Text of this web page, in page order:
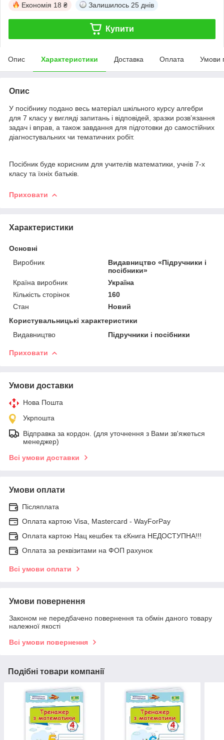
Економія 18 ₴ Залишилось 25 днів
Купити
Опис Характеристики Доставка Оплата Умови
Опис
У посібнику подано весь матеріал шкільного курсу алгебри
для 7 класу у вигляді запитань і відповідей, зразки розв’язання
задач і вправ, а також завдання для підготовки до самостійних
діагностувальних чи тематичних робіт.
Посібник буде корисним для учителів математики, учнів 7-х
класу та їхніх батьків.
Приховати
Характеристики
Основні
Виробник
Видавництво «Підручники і
посібники»
Країна виробник
Україна
Кількість сторінок
160
Стан
Новий
Користувальницькі характеристики
Видавництво
Підручники і посібники
Приховати
Умови доставки
Нова Пошта
Укрпошта
Відправка за кордон. (для уточнення з Вами зв'яжеться
менеджер)
Всі умови доставки
Умови оплати
Післяплата
Оплата картою Visa, Mastercard - WayForPay
Оплата картою Нац кешбек та єКнига НЕДОСТУПНА!!!
Оплата за реквізитами на ФОП рахунок
Всі умови оплати
Умови повернення
Законом не передбачено повернення та обмін даного товару
належної якості
Всі умови повернення
Подібні товари компанії